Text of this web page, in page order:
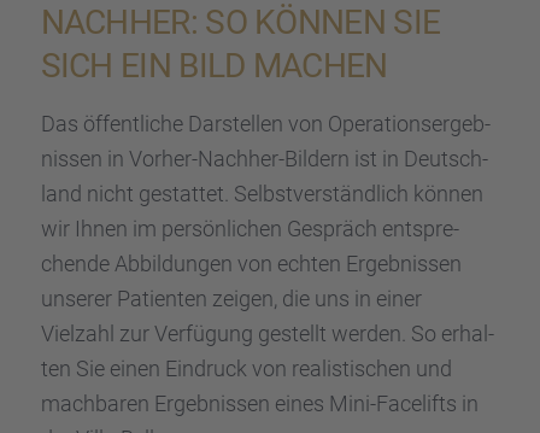
NACHHER: SO KÖNNEN SIE
SICH EIN BILD MACHEN
Das öffent­li­che Darstel­len von Opera­ti­ons­er­geb­
nis­sen in Vorher-Nachher-Bildern ist in Deutsch­
land nicht gestat­tet. Selbst­ver­ständ­lich können
wir Ihnen im persön­li­chen Gespräch entspre­
chende Abbil­dun­gen von echten Ergeb­nis­sen
unserer Patien­ten zeigen, die uns in einer
Vielzahl zur Verfü­gung gestellt werden. So erhal­
ten Sie einen Eindruck von realis­ti­schen und
machba­ren Ergeb­nis­sen eines Mini-Facelifts in